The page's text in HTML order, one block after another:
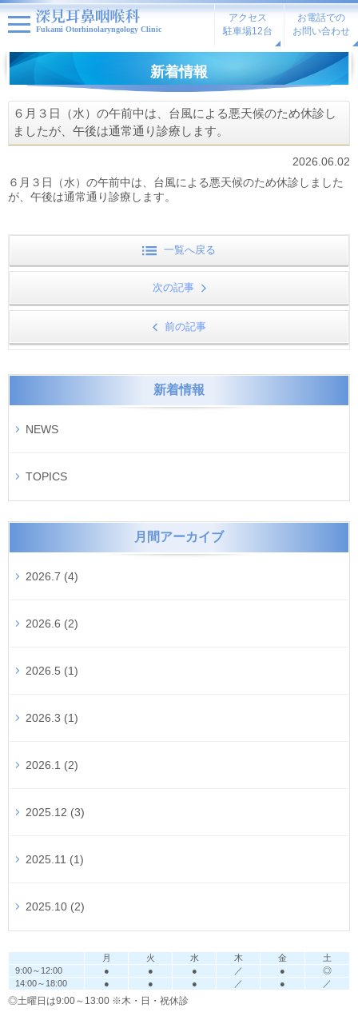
Fukami Otorhinolaryngology Clinic
アクセス
駐車場12台
お電話での
お問い合わせ
新着情報
６月３日（水）の午前中は、台風による悪天候のため休診し
ましたが、午後は通常通り診療します。
2026.06.02
６月３日（水）の午前中は、台風による悪天候のため休診しました
が、午後は通常通り診療します。
一覧へ戻る
次の記事
前の記事
新着情報
NEWS
TOPICS
月間アーカイブ
2026.7 (4)
2026.6 (2)
2026.5 (1)
2026.3 (1)
2026.1 (2)
2025.12 (3)
2025.11 (1)
2025.10 (2)
月 火 水 木 金
土
9:00～12:00
● ● ● ／ ●
◎
14:00～18:00
● ● ● ／ ● ／
◎土曜日は9:00～13:00 ※木・日・祝休診